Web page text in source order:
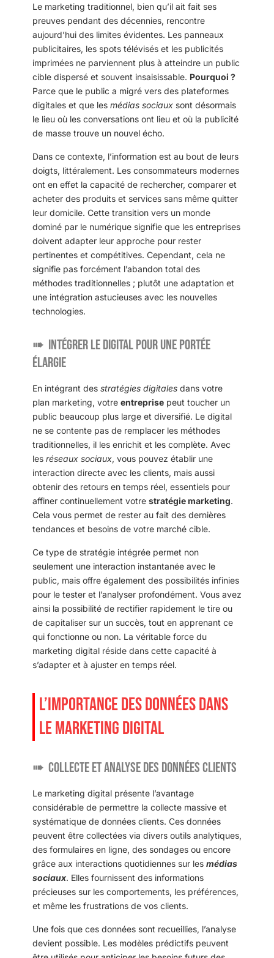
Le marketing traditionnel, bien qu’il ait fait ses
preuves pendant des décennies, rencontre
aujourd’hui des limites évidentes. Les panneaux
publicitaires, les spots télévisés et les publicités
imprimées ne parviennent plus à atteindre un public
cible dispersé et souvent insaisissable. Pourquoi ?
Parce que le public a migré vers des plateformes
digitales et que les médias sociauxsont désormais
le lieu où les conversations ont lieu et où la publicité
de masse trouve un nouvel écho.
Dans ce contexte, l’information est au bout de leurs
doigts, littéralement. Les consommateurs modernes
ont en effet la capacité de rechercher, comparer et
acheter des produits et services sans même quitter
leur domicile. Cette transition vers un monde
dominé par le numérique signifie que les entreprises
doivent adapter leur approche pour rester
pertinentes et compétitives. Cependant, cela ne
signifie pas forcément l’abandon total des
méthodes traditionnelles ; plutôt une adaptation et
une intégration astucieuses avec les nouvelles
technologies.
Intégrer le digital pour une portée
élargie
En intégrant des stratégies digitalesdans votre
plan marketing, votre entreprisepeut toucher un
public beaucoup plus large et diversifié. Le digital
ne se contente pas de remplacer les méthodes
traditionnelles, il les enrichit et les complète. Avec
les réseaux sociaux, vous pouvez établir une
interaction directe avec les clients, mais aussi
obtenir des retours en temps réel, essentiels pour
affiner continuellement votre stratégie marketing.
Cela vous permet de rester au fait des dernières
tendances et besoins de votre marché cible.
Ce type de stratégie intégrée permet non
seulement une interaction instantanée avec le
public, mais offre également des possibilités infinies
pour le tester et l’analyser profondément. Vous avez
ainsi la possibilité de rectifier rapidement le tire ou
de capitaliser sur un succès, tout en apprenant ce
qui fonctionne ou non. La véritable force du
marketing digital réside dans cette capacité à
s’adapter et à ajuster en temps réel.
L’IMPORTANCE DES DONNÉES DANS
LE MARKETING DIGITAL
Collecte et analyse des données clients
Le marketing digital présente l’avantage
considérable de permettre la collecte massive et
systématique de données clients. Ces données
peuvent être collectées via divers outils analytiques,
des formulaires en ligne, des sondages ou encore
grâce aux interactions quotidiennes sur les médias
sociaux. Elles fournissent des informations
précieuses sur les comportements, les préférences,
et même les frustrations de vos clients.
Une fois que ces données sont recueillies, l’analyse
devient possible. Les modèles prédictifs peuvent